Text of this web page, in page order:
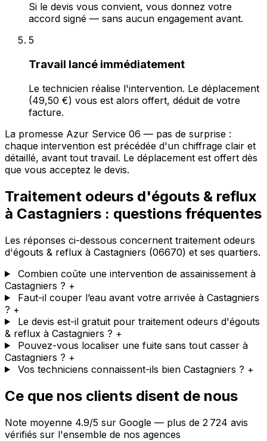
Si le devis vous convient, vous donnez votre
accord signé — sans aucun engagement avant.
5
Travail lancé immédiatement
Le technicien réalise l'intervention. Le déplacement
(49,50 €) vous est alors offert, déduit de votre
facture.
La promesse Azur Service 06 — pas de surprise :
chaque intervention est précédée d'un chiffrage clair et
détaillé, avant tout travail. Le déplacement est offert dès
que vous acceptez le devis.
Traitement odeurs d'égouts & reflux
à Castagniers : questions fréquentes
Les réponses ci-dessous concernent traitement odeurs
d'égouts & reflux à Castagniers (06670) et ses quartiers.
Combien coûte une intervention de assainissement à
Castagniers ? +
Faut-il couper l’eau avant votre arrivée à Castagniers
? +
Le devis est-il gratuit pour traitement odeurs d'égouts
& reflux à Castagniers ? +
Pouvez-vous localiser une fuite sans tout casser à
Castagniers ? +
Vos techniciens connaissent-ils bien Castagniers ? +
Ce que nos clients disent de nous
Note moyenne 4.9/5 sur Google — plus de 2 724 avis
vérifiés sur l'ensemble de nos agences